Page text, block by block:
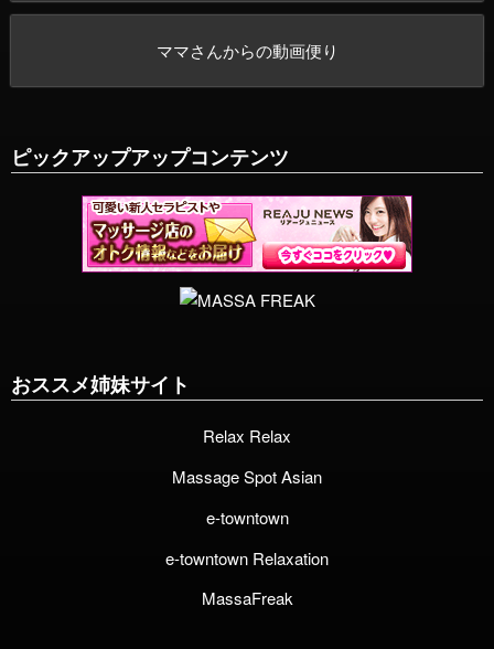
ママさんからの動画便り
ピックアップアップコンテンツ
おススメ姉妹サイト
Relax Relax
Massage Spot Asian
e-towntown
e-towntown Relaxation
MassaFreak